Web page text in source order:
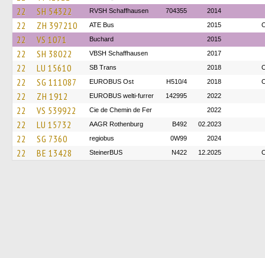
22 SH 54322 RVSH Schaffhausen 704355 2014
22 ZH 397210 ATE Bus 2015
22 VS 1071 Buchard 2015
22 SH 38022 VBSH Schaffhausen 2017
22 LU 15610 SB Trans 2018
22 SG 111087 EUROBUS Ost H510/4 2018
22 ZH 1912 EUROBUS welti-furrer 142995 2022
22 VS 539922 Cie de Chemin de Fer 2022
22 LU 15732 AAGR Rothenburg B492 02.2023
22 SG 7360 regiobus 0W99 2024
22 BE 13428 SteinerBUS N422 12.2025